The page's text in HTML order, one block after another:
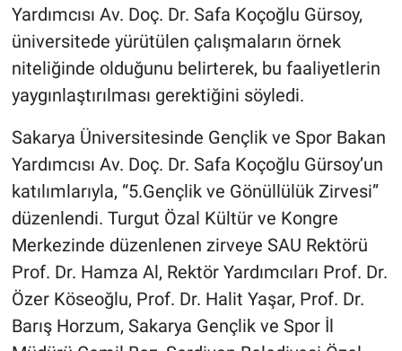
Yardımcısı Av. Doç. Dr. Safa Koçoğlu Gürsoy,
üniversitede yürütülen çalışmaların örnek
niteliğinde olduğunu belirterek, bu faaliyetlerin
yaygınlaştırılması gerektiğini söyledi.
Sakarya Üniversitesinde Gençlik ve Spor Bakan
Yardımcısı Av. Doç. Dr. Safa Koçoğlu Gürsoy’un
katılımlarıyla, “5.Gençlik ve Gönüllülük Zirvesi”
düzenlendi. Turgut Özal Kültür ve Kongre
Merkezinde düzenlenen zirveye SAU Rektörü
Prof. Dr. Hamza Al, Rektör Yardımcıları Prof. Dr.
Özer Köseoğlu, Prof. Dr. Halit Yaşar, Prof. Dr.
Barış Horzum, Sakarya Gençlik ve Spor İl